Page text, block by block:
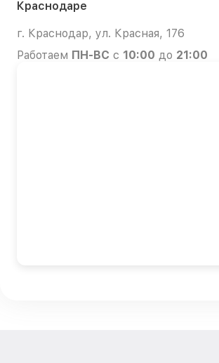
Краснодаре
г. Краснодар, ул. Красная, 176
Работаем ПН-ВС с 10:00 до 21:00